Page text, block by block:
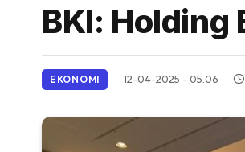
BKI: Holding
EKONOMI 12-04-2025 - 05.06